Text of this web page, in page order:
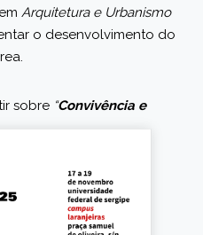
Arquitetura e Urbanismo
o desenvolvimento do
sobre “Convivência e